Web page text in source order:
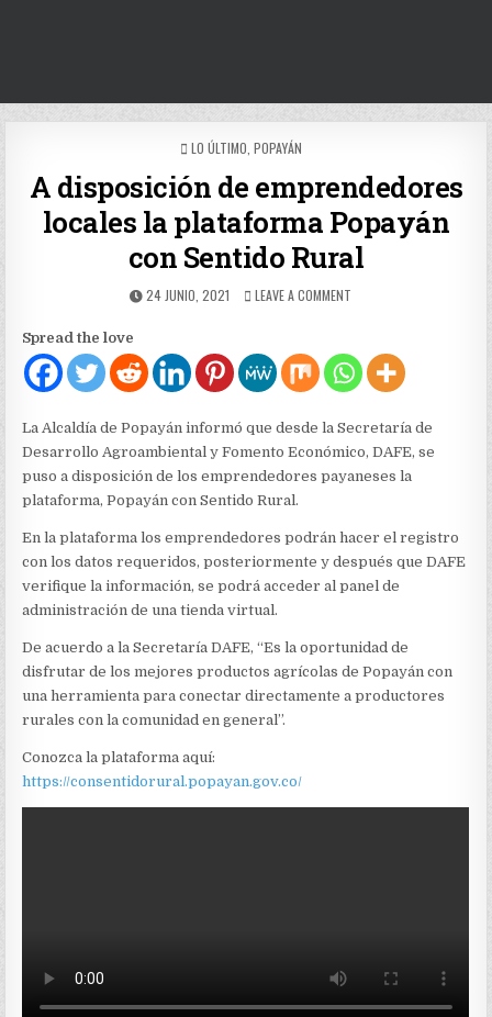
POSTED
LO ÚLTIMO POPAYÁN
A disposición de emprendedores
locales la plataforma Popayán
con Sentido Rural
PUBLISHED
24 JUNIO, 2021 LEAVE A COMMENT
EMPRENDEDORES
LOCALES
PLATAFORMA
POPAYÁN
CON
SENTIDO
Spread the love
La Alcaldía de Popayán informó que desde la Secretaría de
Desarrollo Agroambiental y Fomento Económico, DAFE, se
puso a disposición de los emprendedores payaneses la
plataforma, Popayán con Sentido Rural.
En la plataforma los emprendedores podrán hacer el registro
con los datos requeridos, posteriormente y después que DAFE
verifique la información, se podrá acceder al panel de
administración de una tienda virtual.
De acuerdo a la Secretaría DAFE, “Es la oportunidad de
disfrutar de los mejores productos agrícolas de Popayán con
una herramienta para conectar directamente a productores
rurales con la comunidad en general”.
Conozca la plataforma aquí:
https://consentidorural.popayan.gov.co/